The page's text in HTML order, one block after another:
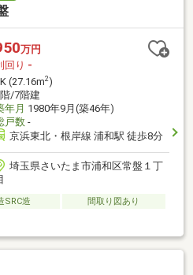
万円
回り -
(27.16m2)
/7階建
年月 1980年9月(築46年)
戸数-
京浜東北・根岸線 浦和駅 徒歩8分
埼玉県さいたま市浦和区常盤１丁
SRC造
間取り図あり